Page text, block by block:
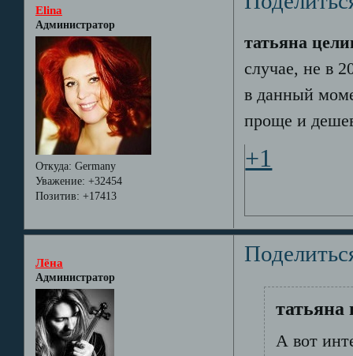
Elina
Администратор
Откуда: Germany
Уважение: +32454
Позитив: +17413
татьяна
случае, не в
в данный
проще и
+1
Лёна
Администратор
татьяна
А вот